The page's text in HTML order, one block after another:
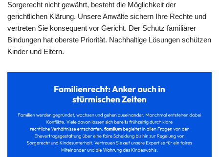
Sorgerecht nicht gewährt, besteht die Möglichkeit der
gerichtlichen Klärung. Unsere Anwälte sichern Ihre Rechte und
vertreten Sie konsequent vor Gericht. Der Schutz familiärer
Bindungen hat oberste Priorität. Nachhaltige Lösungen schützen
Kinder und Eltern.